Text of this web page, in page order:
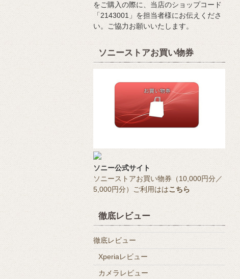
をご購入の際に、当店のショップコード
「2143001」を担当者様にお伝えくださ
い。ご協力お願いいたします。
ソニーストアお買い物券
ソニー公式サイト
ソニーストアお買い物券（10,000円分／
5,000円分）ご利用ははこちら
徹底レビュー
徹底レビュー
Xperiaレビュー
カメラレビュー